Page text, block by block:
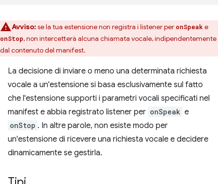
Avviso:se la tua estensione non registra i listener per onSpeak e
onStop, non intercetterà alcuna chiamata vocale, indipendentemente
dal contenuto del manifest.
La decisione di inviare o meno una determinata richiesta
vocale a un'estensione si basa esclusivamente sul fatto
che l'estensione supporti i parametri vocali specificati nel
manifest e abbia registrato listener per onSpeak e
onStop . In altre parole, non esiste modo per
un'estensione di ricevere una richiesta vocale e decidere
dinamicamente se gestirla.